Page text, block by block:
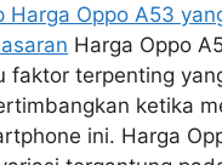
Harga Oppo A53
Harga Oppo
faktor terpenting
ketika
ini. Harga